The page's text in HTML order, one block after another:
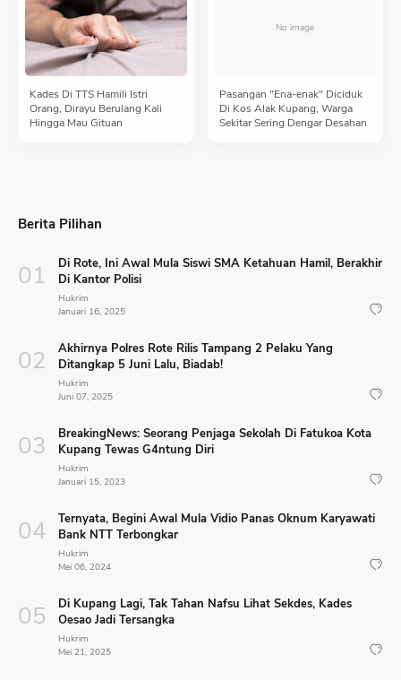
Kades Di TTS Hamili Istri
Orang, Dirayu Berulang Kali
Hingga Mau Gituan
Pasangan "Ena-enak" Diciduk
Di Kos Alak Kupang, Warga
Sekitar Sering Dengar Desahan
Berita Pilihan
Di Rote, Ini Awal Mula Siswi SMA Ketahuan Hamil, Berakhir
Di Kantor Polisi
Hukrim
Januari 16, 2025
Akhirnya Polres Rote Rilis Tampang 2 Pelaku Yang
Ditangkap 5 Juni Lalu, Biadab!
Hukrim
Juni 07, 2025
BreakingNews: Seorang Penjaga Sekolah Di Fatukoa Kota
Kupang Tewas G4ntung Diri
Hukrim
Januari 15, 2023
Ternyata, Begini Awal Mula Vidio Panas Oknum Karyawati
Bank NTT Terbongkar
Hukrim
Mei 06, 2024
Di Kupang Lagi, Tak Tahan Nafsu Lihat Sekdes, Kades
Oesao Jadi Tersangka
Hukrim
Mei 21, 2025